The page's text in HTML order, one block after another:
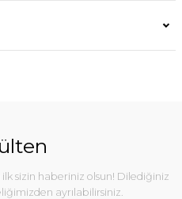
sizin haberiniz olsun! Dilediğiniz
ayrılabilirsiniz.